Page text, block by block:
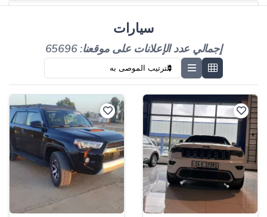
مدري
نموذج
كيلومتر
سيارات
إجمالي عدد الإعلانات على موقعنا: 65696